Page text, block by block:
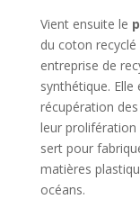
Vient ensuite le
du coton recyclé
entreprise de
synthétique.
récupération
leur prolifération
sert pour
matières
océans.